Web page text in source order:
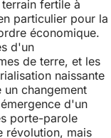
fertile à
particulier pour la
économique.
d'un
de terre, et les
naissante
changement
d'un
porte-parole
révolution, mais